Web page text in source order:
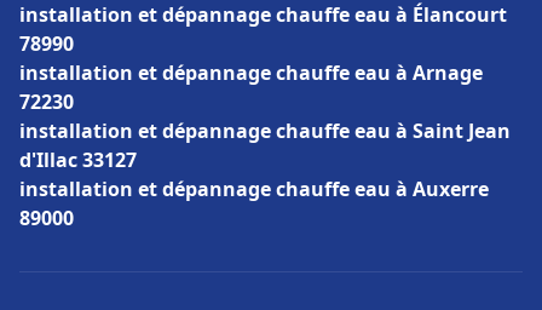
installation et dépannage chauffe eau à Élancourt
78990
installation et dépannage chauffe eau à Arnage
72230
installation et dépannage chauffe eau à Saint Jean
d'Illac 33127
installation et dépannage chauffe eau à Auxerre
89000